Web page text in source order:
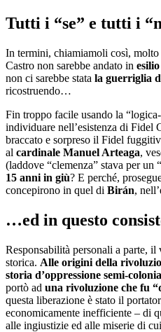
Tutti i “se” e tutti i
In termini, chiamiamoli così, molto
Castro non sarebbe andato in
non ci sarebbe stata la guerriglia
ricostruendo…
Fin troppo facile usando la
individuare nell’esistenza di Fidel
braccato e sorpreso il Fidel
al cardinale Manuel Arteaga,
(laddove “clemenza” stava per
15 anni in giù? E perché,
concepirono in quel di Birán,
…ed in questo
Responsabilità personali a parte, il
storica. Alle origini della
storia d’oppressione semi-
portò ad una rivoluzione che fu
questa liberazione è stato il
economicamente inefficiente – di
alle ingiustizie ed alle miserie di